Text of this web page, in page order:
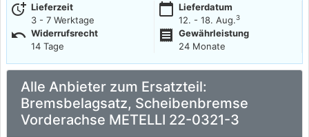
more_time Lieferzeit
3 - 7 Werktage
calendar_today Lieferdatum
12. - 18. Aug.3
undo Widerrufsrecht
14 Tage
receipt
Gewährleistung
24 Monate
Alle Anbieter zum Ersatzteil:
Bremsbelagsatz, Scheibenbremse
Vorderachse METELLI 22-0321-3